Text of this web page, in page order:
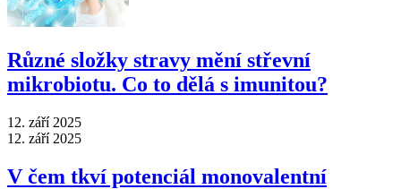
Různé složky stravy mění střevní
mikrobiotu. Co to dělá s imunitou?
12. září 2025
12. září 2025
V čem tkví potenciál monovalentní